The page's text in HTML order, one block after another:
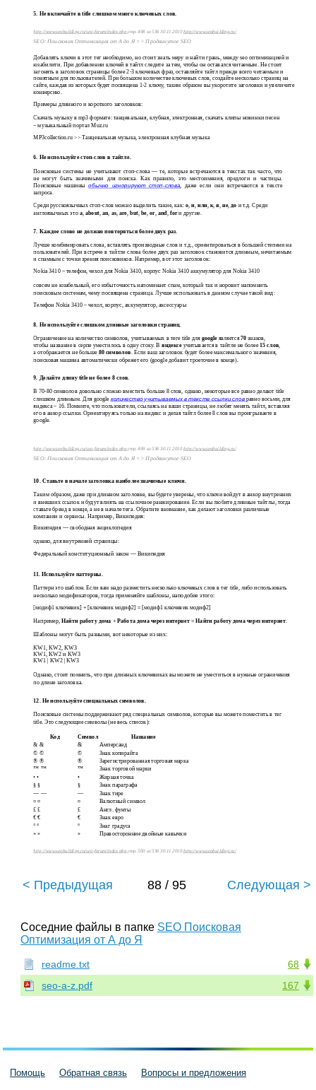
5. Не включайте в title слишком много ключевых слов.
http://www.seobuilding.ru/seo-forum/index.php стр. 498 из 536 30.11.2010http://www.seobuilding.ru/
SEO: Поисковая Оптимизация от А до Я => Продвинутое SEO
Добавлять ключи в этот тег необходимо, но стоит знать меру и найти грань, между seo оптимизацией и
юзабилити. При добавлении ключей в тайтл следите за тем, чтобы он оставался читаемым. Не стоит
загонять в заголовок страницы более 2-3 ключевых фраз, оставляйте тайтл прежде всего читаемым и
понятным для пользователей. При большом количестве ключевых слов, создайте несколько страниц на
сайте, каждая из которых будет посвящена 1-2 ключу, таким образом вы укоротите заголовки и увеличите
конверсию.
Примеры длинного и короткого заголовков:
Скачать музыку в mp3 формате: танцевальная, клубная, электронная, скачать клипы новинки песен
– музыкальный портал Muz.ru
MP3collection.ru >> Танцевальная музыка, электронная клубная музыка
6. Не используйте стоп-слов в тайтле.
Поисковые системы не учитывают стоп-слова — те, которые встречаются в текстах так часто, что
не могут быть значимыми для поиска. Как правило, это местоимения, предлоги и частицы.
Поисковые машиныобычно игнорируютстоп-слова, даже если они встречаются в тексте
запроса.
Среди русскоязычных стоп-слов можно выделить такие, как:о ,и, или, к,я ,не,до и т.д. Среди
англоязычных это a, about, an as, are,but, be ,or, and ,forи другие.
7. Каждое слово не должно повторяться более двух раз.
Лучше комбинировать слова, вставлять производные слов и т.д., ориентироваться в большей степени на
пользователей. При встрече в тайтле слова более двух раз заголовок становится длинным, нечитаемым
и спамным с точки зрения поисковиков. Например, вот этот заголовок:
Nokia 3410 – телефон, чехол для Nokia 3410, корпус Nokia 3410 аккумулятор для Nokia 3410
совсем не юзабельный, его избыточность напоминает спам, который так и норовит напомнить
поисковым системам, чему посвящена страница. Лучше использовать в данном случае такой вид:
Телефон Nokia 3410 – чехол, корпус, аккумулятор, аксессуары
8. Не используйте слишком длинные заголовки страниц.
Ограничение на количество символов, учитываемых в теге title для google является70знаков,
чтобы название в серпе уместилось в одну стоку. В яндексе учитывается в тайтле не более15 слов,
а отображается не больше 80 символов. Если ваш заголовок будет более максимального значения,
поисковая машина автоматически обрежет его (google добавит троеточие в конце).
9. Делайте длину title не более 8 слов.
В 70-80 символов довольно сложно вместить больше 8 слов, однако, некоторые все равно делают title
слишком длинным. Для google количество учитываемых в тексте ссылки слов равно восьми, для
яндекса – 16. Помните, что пользователи, ссылаясь на ваши страницы, не любят менять тайтл, вставляя
его в анкор ссылки. Ориентируясь только на яндекс и делая тайтл более 8 слов вы проигрываете в
google.
http://www.seobuilding.ru/seo-forum/index.php стр. 499 из 536 30.11.2010http://www.seobuilding.ru/
SEO: Поисковая Оптимизация от А до Я => Продвинутое SEO
10. Ставьте в начале заголовка наиболее значимые ключи.
Таким образом, даже при длинном заголовке, вы будете уверены, что ключи войдут в анкор внутренних
и внешних ссылок и будут влиять на ссылочное ранжирование. Если вы любите длинные тайтлы, тогда
ставьте бренд в конце, а не в начале тега. Обратите внимание, как делают заголовки различные
компании и сервисы. Например, Википедия:
Википедия — свободная энциклопедия
однако, для внутренней страницы:
Федеральный конституционный закон — Википедия
11. Используйте паттерны.
Паттерн это шаблон. Если вам надо разместить несколько ключевых слов в тег title, либо использовать
несколько модификаторов, тогда применяйте шаблоны, наподобие этого:
[модиф1 ключевик] + [ключевик модиф2] = [модиф1 ключевик модиф2]
Например,Найти работу дома +Работа дома через интернет =Найти работу дома через интернет.
Шаблоны могут быть разными, вот некоторые из них:
KW1, KW2, KW3
KW1, KW2 и KW3
KW1 | KW2 | KW3
Однако, стоит помнить, что при длинных ключевиках вы можете не уместиться в нужные ограничения
по длине заголовка.
12. Не используйте специальных символов.
Поисковые системы поддерживают ряд специальных символов, которые вы можете поместить в тег
title. Это следующие символы (не весь список):
Код Символ
Название
& &
& Амперсанд
© © ©
Знак копирайта
® ®
®
Зарегистрированная торговая марка
™ ™
™
Знак торговой марки
• •
•
Жирная точка
§ §
§
Знак параграфа
— —
—
Знак тире
¤ ¤
¤ Валютный символ
£ £ £
Англ. фунты
€ €
€
Знак евро
° °
° Знаг градуса
» » » Правосторонние двойные кавычки
http://www.seobuilding.ru/seo-forum/index.php стр. 500 из 536 30.11.2010http://www.seobuilding.ru/
< Предыдущая 88 / 95 Следующая >
Соседние файлы в папке SEO Поисковая
Оптимизация от А до Я
68
readme.txt
167
seo-a-z.pdf
Помощь Обратная связь Вопросы и предложения